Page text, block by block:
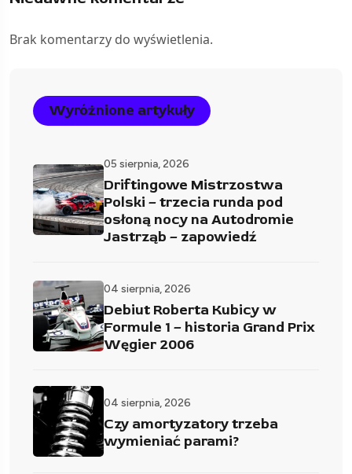
Brak komentarzy do wyświetlenia.
Wyróżnione artykuły
05 sierpnia, 2026
Driftingowe Mistrzostwa
Polski – trzecia runda pod
osłoną nocy na Autodromie
Jastrząb – zapowiedź
04 sierpnia, 2026
Debiut Roberta Kubicy w
Formule 1 – historia Grand Prix
Węgier 2006
04 sierpnia, 2026
Czy amortyzatory trzeba
wymieniać parami?